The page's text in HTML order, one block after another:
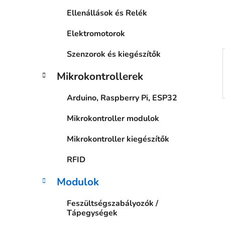
Ellenállások és Relék
Elektromotorok
Szenzorok és kiegészítők
Mikrokontrollerek
Arduino, Raspberry Pi, ESP32
Mikrokontroller modulok
Mikrokontroller kiegészítők
RFID
Modulok
Feszültségszabályozók /
Tápegységek